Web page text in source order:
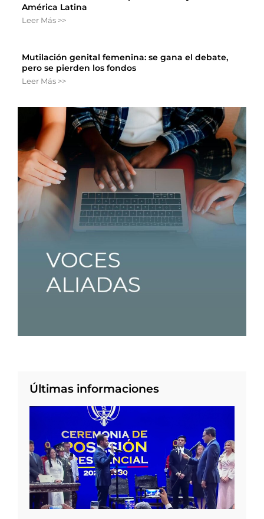
América Latina
Leer Más >>
Mutilación genital femenina: se gana el debate,
pero se pierden los fondos
Leer Más >>
Últimas informaciones